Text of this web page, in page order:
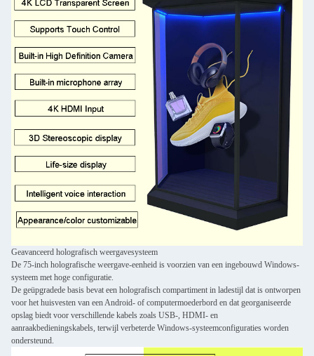
Geavanceerd holografisch weergavesysteem
De 75-inch holografische weergave-eenheid is voorzien van een ingebouwd Windows-
systeem met hoge configuratie.
De geüpgradede basis bevat een holografisch compartiment in ladestijl dat is ontworpen
voor het huisvesten van een Android- of computermoederbord en dat georganiseerde
opslag biedt voor verschillende kabels zoals USB-, HDMI- en
aanraakbedieningskabels, terwijl verbeterde Windows-systeemconfiguraties worden
ondersteund.